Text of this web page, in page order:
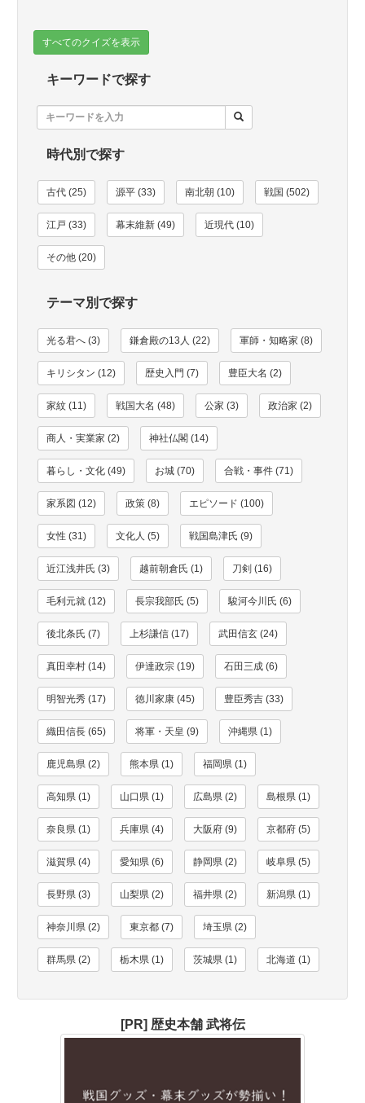
すべてのクイズを表示
キーワードで探す
時代別で探す
古代 (25) 源平 (33) 南北朝 (10) 戦国 (502)
江戸 (33) 幕末維新 (49) 近現代 (10)
その他 (20)
テーマ別で探す
光る君へ (3) 鎌倉殿の13人 (22) 軍師・知略家 (8)
キリシタン (12) 歴史入門 (7) 豊臣大名 (2)
家紋 (11) 戦国大名 (48) 公家 (3) 政治家 (2)
商人・実業家 (2) 神社仏閣 (14)
暮らし・文化 (49) お城 (70) 合戦・事件 (71)
家系図 (12) 政策 (8) エピソード (100)
女性 (31) 文化人 (5) 戦国島津氏 (9)
近江浅井氏 (3) 越前朝倉氏 (1) 刀剣 (16)
毛利元就 (12) 長宗我部氏 (5) 駿河今川氏 (6)
後北条氏 (7) 上杉謙信 (17) 武田信玄 (24)
真田幸村 (14) 伊達政宗 (19) 石田三成 (6)
明智光秀 (17) 徳川家康 (45) 豊臣秀吉 (33)
織田信長 (65) 将軍・天皇 (9) 沖縄県 (1)
鹿児島県 (2) 熊本県 (1) 福岡県 (1)
高知県 (1) 山口県 (1) 広島県 (2) 島根県 (1)
奈良県 (1) 兵庫県 (4) 大阪府 (9) 京都府 (5)
滋賀県 (4) 愛知県 (6) 静岡県 (2) 岐阜県 (5)
長野県 (3) 山梨県 (2) 福井県 (2) 新潟県 (1)
神奈川県 (2) 東京都 (7) 埼玉県 (2)
群馬県 (2) 栃木県 (1) 茨城県 (1) 北海道 (1)
[PR] 歴史本舗 武将伝